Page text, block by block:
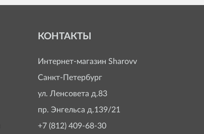
КОНТАКТЫ
Интернет-магазин Sharovv
Санкт-Петербург
ул. Ленсовета д.83
пр. Энгельса д.139/21
+7 (812) 409-68-30